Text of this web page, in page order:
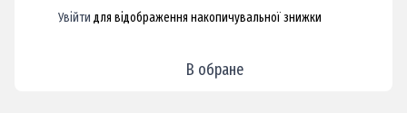
Увійти для відображення накопичувальної знижки
В обране